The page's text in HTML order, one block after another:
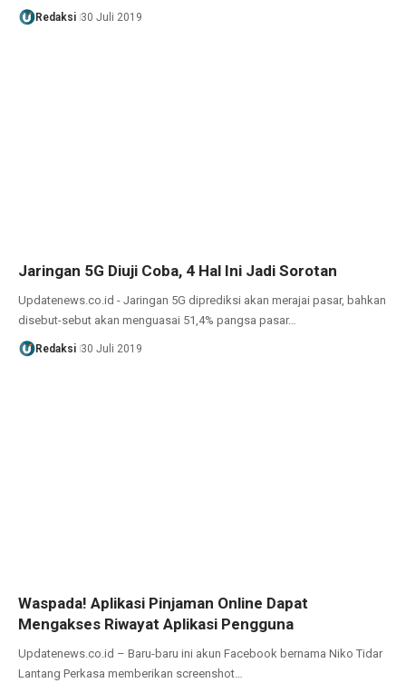
Redaksi 30 Juli 2019
Jaringan 5G Diuji Coba, 4 Hal Ini Jadi Sorotan
Updatenews.co.id - Jaringan 5G diprediksi akan merajai pasar, bahkan
disebut-sebut akan menguasai 51,4% pangsa pasar…
Redaksi 30 Juli 2019
Waspada! Aplikasi Pinjaman Online Dapat
Mengakses Riwayat Aplikasi Pengguna
Updatenews.co.id – Baru-baru ini akun Facebook bernama Niko Tidar
Lantang Perkasa memberikan screenshot…